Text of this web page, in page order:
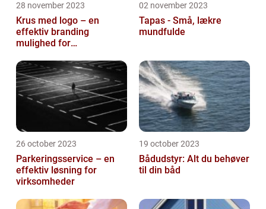
28 november 2023
Krus med logo – en
effektiv branding
mulighed for
02 november 2023
Tapas - Små, lækre
mundfulde
26 october 2023
Parkeringsservice – en
effektiv løsning for
virksomheder
19 october 2023
Bådudstyr: Alt du behøver
til din båd